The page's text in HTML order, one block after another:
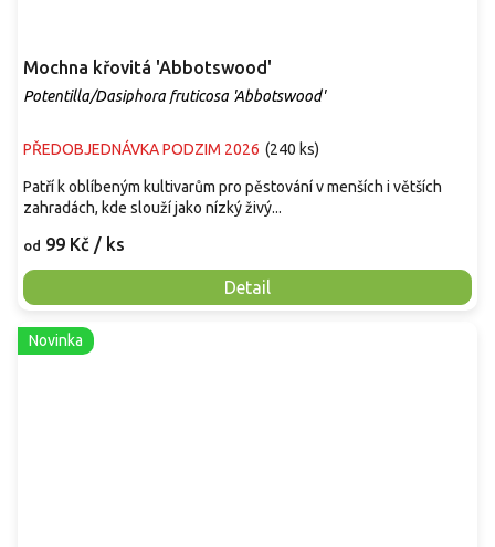
Mochna křovitá 'Abbotswood'
Potentilla/Dasiphora fruticosa 'Abbotswood'
PŘEDOBJEDNÁVKA PODZIM 2026 (240 ks)
od 99 Kč / ks
Detail
Patří k oblíbeným kultivarům pro pěstování v menších i větších
zahradách, kde slouží jako nízký živý...
Novinka